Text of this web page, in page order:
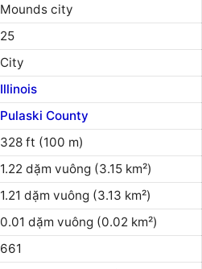
Mounds city
25
City
Illinois
Pulaski County
328 ft (100 m)
1.22 dặm vuông (3.15 km²)
1.21 dặm vuông (3.13 km²)
0.01 dặm vuông (0.02 km²)
661